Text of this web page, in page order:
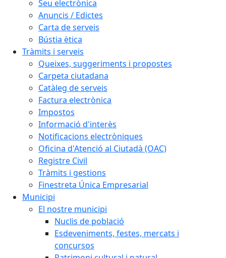
Seu electrònica
Anuncis / Edictes
Carta de serveis
Bústia ètica
Tràmits i serveis
Queixes, suggeriments i propostes
Carpeta ciutadana
Catàleg de serveis
Factura electrònica
Impostos
Informació d'interès
Notificacions electròniques
Oficina d'Atenció al Ciutadà (OAC)
Registre Civil
Tràmits i gestions
Finestreta Única Empresarial
Municipi
El nostre municipi
Nuclis de població
Esdeveniments, festes, mercats i
concursos